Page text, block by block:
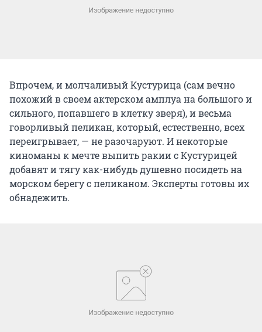
Впрочем, и молчаливый Кустурица (сам вечно
похожий в своем актерском амплуа на большого и
сильного, попавшего в клетку зверя), и весьма
говорливый пеликан, который, естественно, всех
переигрывает, — не разочаруют. И некоторые
киноманы к мечте выпить ракии с Кустурицей
добавят и тягу как-нибудь душевно посидеть на
морском берегу с пеликаном. Эксперты готовы их
обнадежить.